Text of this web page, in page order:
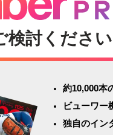
検討ください
約10,000本
ビューワー
独自のイン